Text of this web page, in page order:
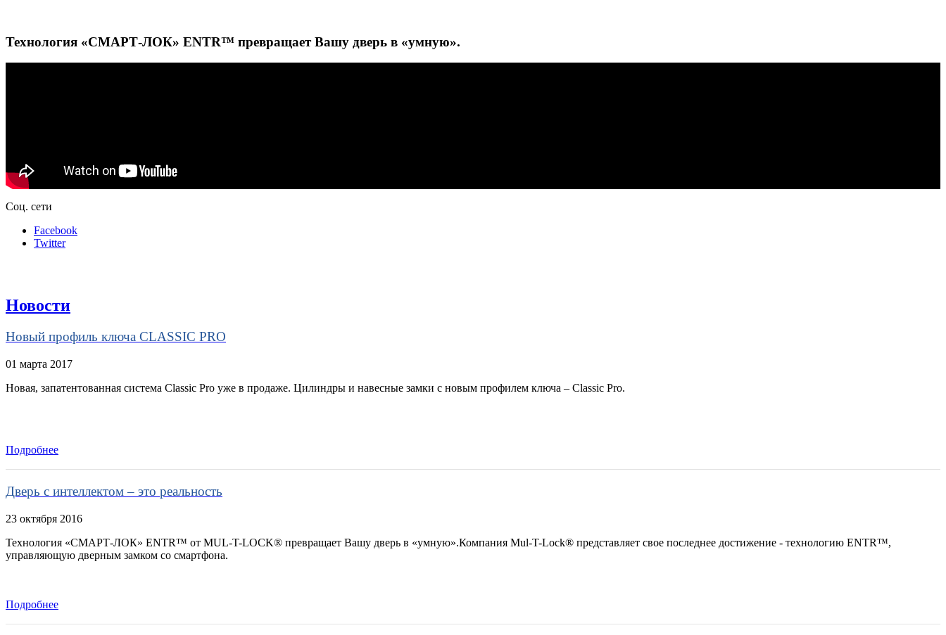
Технология «СМАРТ-ЛОК» ENTR™ превращает Вашу дверь в «умную».
Cоц. сети
Facebook
Twitter
Новости
Новый профиль ключа CLASSIC PRO
01 марта 2017
Новая, запатентованная система Classic Pro уже в продаже. Цилиндры и навесные замки с новым профилем ключа – Classic Pro.
Подробнее
Дверь с интеллектом – это реальность
23 октября 2016
Технология «СМАРТ-ЛОК» ENTR™ от MUL-T-LOCK® превращает Вашу дверь в «умную».Компания Mul-T-Lock® представляет свое последнее достижение - технологию ENTR™,
управляющую дверным замком со смартфона.
Подробнее